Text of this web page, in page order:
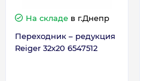
На складе в г.Днепр
Переходник – редукция
Reiger 32х20 6547512